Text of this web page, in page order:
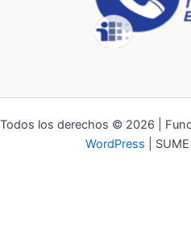
Todos los derechos © 2026 |
WordPress |